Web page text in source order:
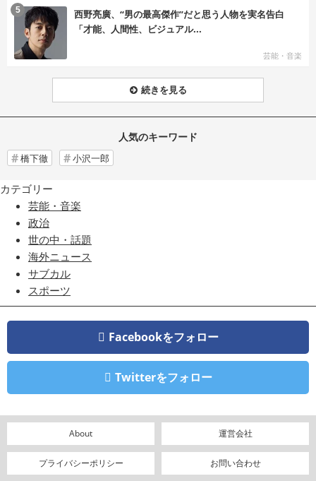
西野亮廣、“男の最高傑作”だと思う人物を実名告白
「才能、人間性、ビジュアル...
芸能・音楽
5
続きを見る
人気のキーワード
橋下徹 小沢一郎
カテゴリー
芸能・音楽
政治
世の中・話題
海外ニュース
サブカル
スポーツ
Facebookをフォロー
Twitterをフォロー
About 運営会社
プライバシーポリシー お問い合わせ